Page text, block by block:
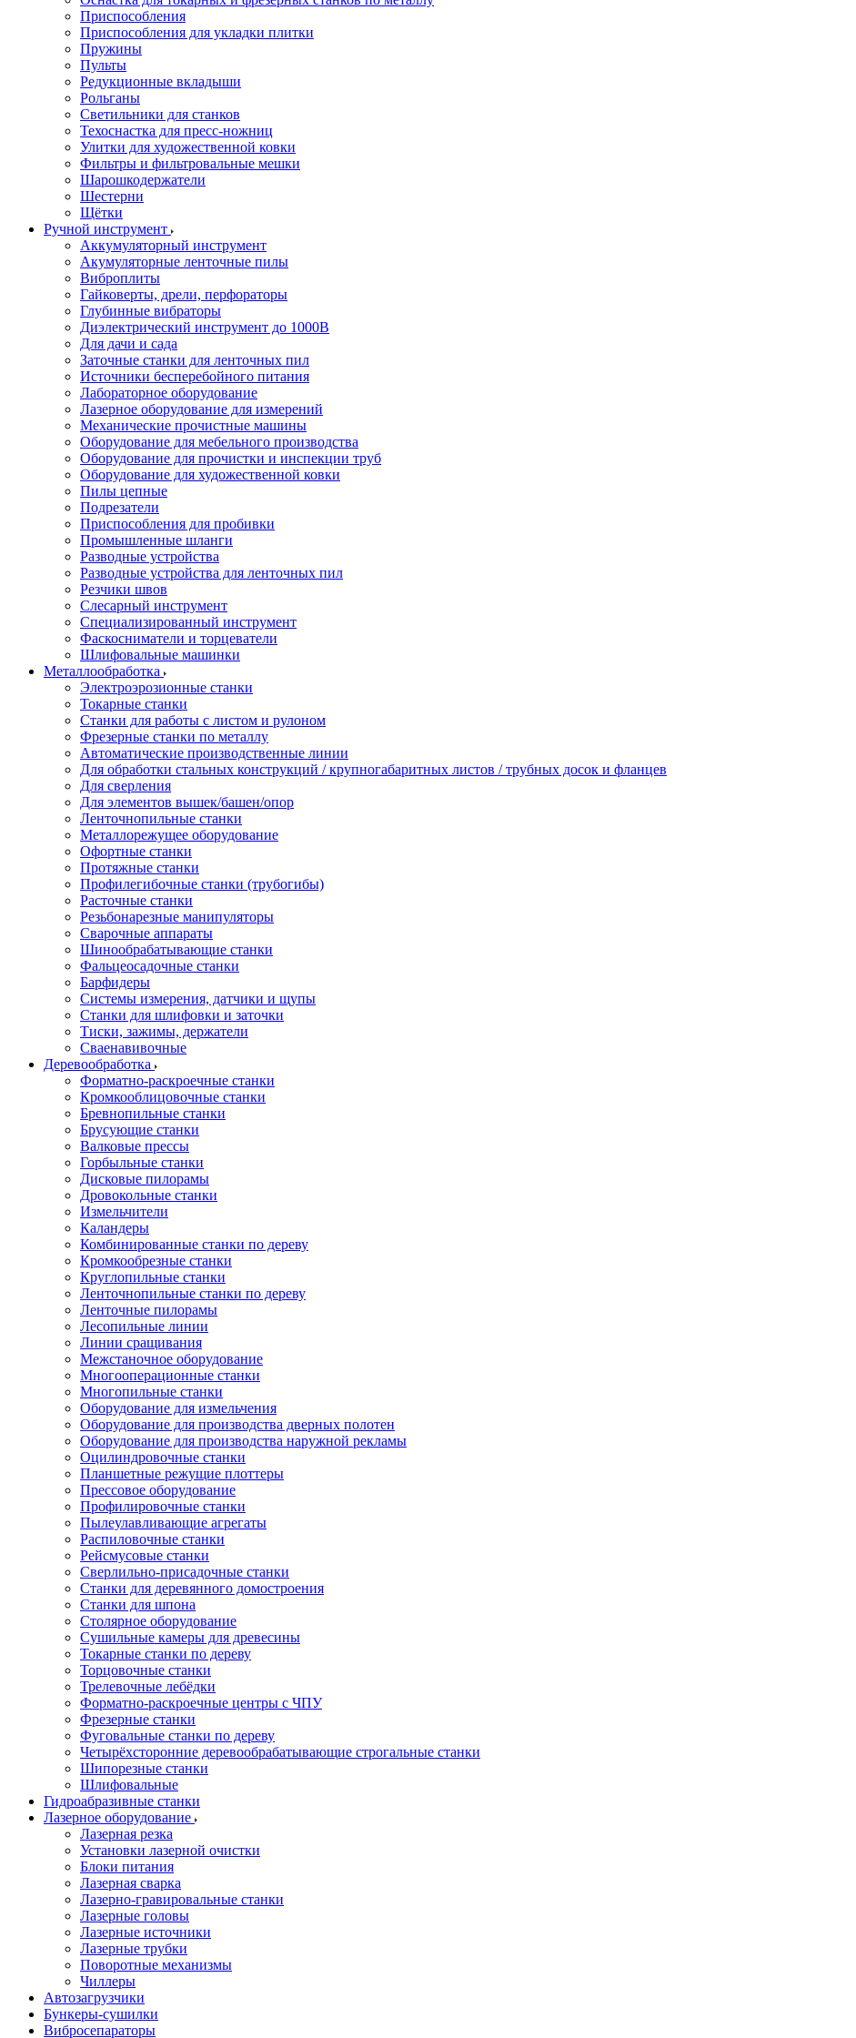
Приспособления
Приспособления для укладки плитки
Пружины
Пульты
Редукционные вкладыши
Рольганы
Светильники для станков
Техоснастка для пресс-ножниц
Улитки для художественной ковки
Фильтры и фильтровальные мешки
Шарошкодержатели
Шестерни
Щётки
Ручной инструмент
Аккумуляторный инструмент
Акумуляторные ленточные пилы
Виброплиты
Гайковерты, дрели, перфораторы
Глубинные вибраторы
Диэлектрический инструмент до 1000В
Для дачи и сада
Заточные станки для ленточных пил
Источники бесперебойного питания
Лабораторное оборудование
Лазерное оборудование для измерений
Механические прочистные машины
Оборудование для мебельного производства
Оборудование для прочистки и инспекции труб
Оборудование для художественной ковки
Пилы цепные
Подрезатели
Приспособления для пробивки
Промышленные шланги
Разводные устройства
Разводные устройства для ленточных пил
Резчики швов
Слесарный инструмент
Специализированный инструмент
Фаскосниматели и торцеватели
Шлифовальные машинки
Металлообработка
Электроэрозионные станки
Токарные станки
Станки для работы с листом и рулоном
Фрезерные станки по металлу
Автоматические производственные линии
Для обработки стальных конструкций / крупногабаритных листов / трубных досок и фланцев
Для сверления
Для элементов вышек/башен/опор
Ленточнопильные станки
Металлорежущее оборудование
Офортные станки
Протяжные станки
Профилегибочные станки (трубогибы)
Расточные станки
Резьбонарезные манипуляторы
Сварочные аппараты
Шинообрабатывающие станки
Фальцеосадочные станки
Барфидеры
Системы измерения, датчики и щупы
Станки для шлифовки и заточки
Тиски, зажимы, держатели
Cваенавивочные
Деревообработка
Форматно-раскроечные станки
Кромкооблицовочные станки
Бревнопильные станки
Брусующие станки
Валковые прессы
Горбыльные станки
Дисковые пилорамы
Дровокольные станки
Измельчители
Каландеры
Комбинированные станки по дереву
Кромкообрезные станки
Круглопильные станки
Ленточнопильные станки по дереву
Ленточные пилорамы
Лесопильные линии
Линии сращивания
Межстаночное оборудование
Многооперационные станки
Многопильные станки
Оборудование для измельчения
Оборудование для производства дверных полотен
Оборудование для производства наружной рекламы
Оцилиндровочные станки
Планшетные режущие плоттеры
Прессовое оборудование
Профилировочные станки
Пылеулавливающие агрегаты
Распиловочные станки
Рейсмусовые станки
Сверлильно-присадочные станки
Станки для деревянного домостроения
Станки для шпона
Столярное оборудование
Сушильные камеры для древесины
Токарные станки по дереву
Торцовочные станки
Трелевочные лебёдки
Форматно-раскроечные центры с ЧПУ
Фрезерные станки
Фуговальные станки по дереву
Четырёхсторонние деревообрабатывающие строгальные станки
Шипорезные станки
Шлифовальные
Гидроабразивные станки
Лазерное оборудование
Лазерная резка
Установки лазерной очистки
Блоки питания
Лазерная сварка
Лазерно-гравировальные станки
Лазерные головы
Лазерные источники
Лазерные трубки
Поворотные механизмы
Чиллеры
Автозагрузчики
Бункеры-сушилки
Вибросепараторы